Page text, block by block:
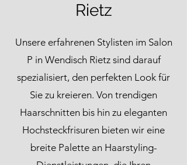
Rietz
Unsere erfahrenen Stylisten im Salon
P in Wendisch Rietz sind darauf
spezialisiert, den perfekten Look für
Sie zu kreieren. Von trendigen
Haarschnitten bis hin zu eleganten
Hochsteckfrisuren bieten wir eine
breite Palette an Haarstyling-